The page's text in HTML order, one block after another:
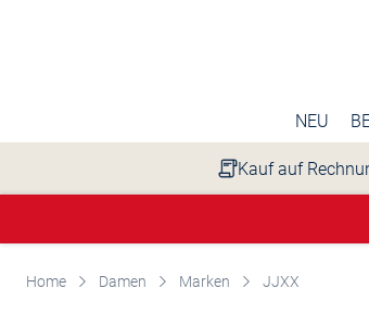
NEU
Kauf auf
Home Damen Marken JJXX